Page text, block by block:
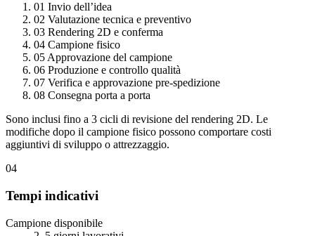
01 Invio dell’idea
02 Valutazione tecnica e preventivo
03 Rendering 2D e conferma
04 Campione fisico
05 Approvazione del campione
06 Produzione e controllo qualità
07 Verifica e approvazione pre-spedizione
08 Consegna porta a porta
Sono inclusi fino a 3 cicli di revisione del rendering 2D. Le
modifiche dopo il campione fisico possono comportare costi
aggiuntivi di sviluppo o attrezzaggio.
04
Tempi indicativi
Campione disponibile